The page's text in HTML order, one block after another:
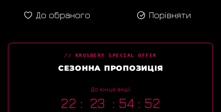
До обраного Порівняти
// KROSBERY SPECIAL OFFER
СЕЗОННА ПРОПОЗИЦІЯ
До кінця акції
22 23 54 51